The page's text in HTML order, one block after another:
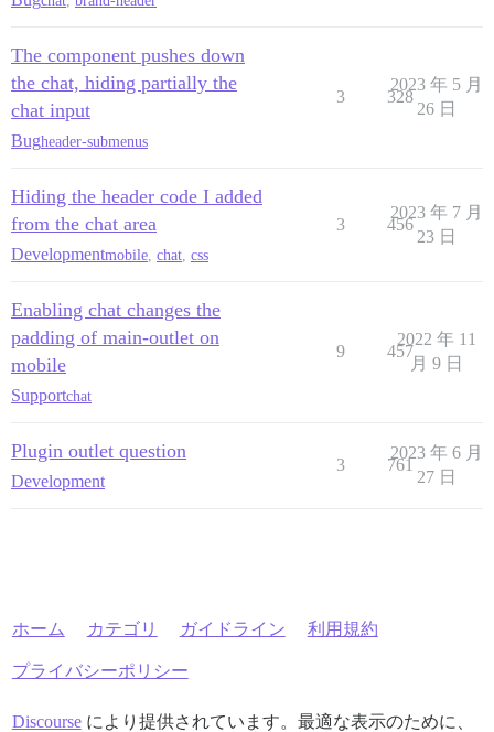
The component pushes down
the chat, hiding partially the
chat input
Bugheader-submenus
3 328
2023 年 5 月
26 日
Hiding the header code I added
from the chat area
Developmentmobile chat css
3 456
2023 年 7 月
23 日
Enabling chat changes the
padding of main-outlet on
mobile
Supportchat
9 457
2022 年 11
月 9 日
Plugin outlet question
Development
3 761
2023 年 6 月
27 日
ホーム カテゴリ ガイドライン 利用規約
プライバシーポリシー
Discourseにより提供されています。最適な表示のために、